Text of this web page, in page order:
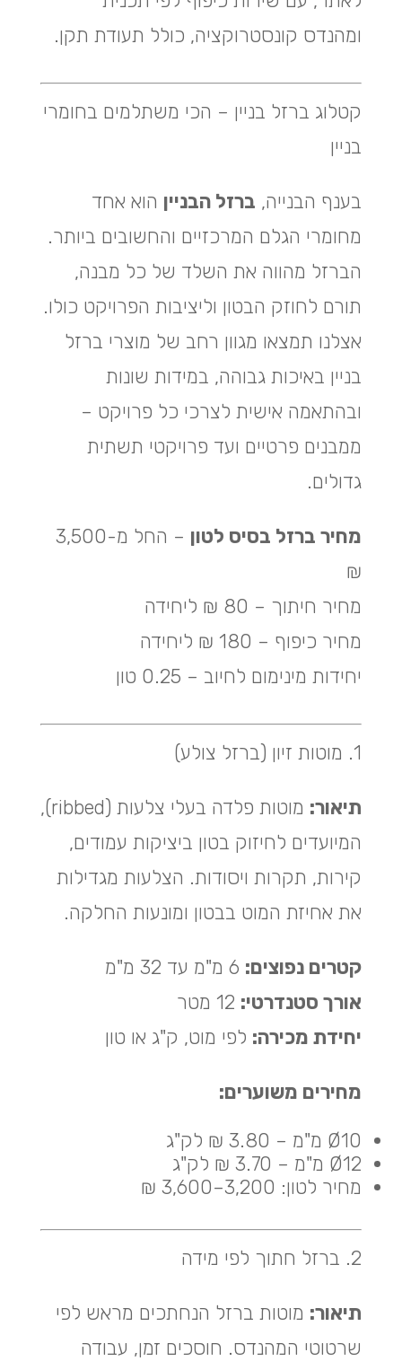
ומהנדס קונסטרוקציה, כולל תעודת תקן.
קטלוג ברזל בניין – הכי משתלמים בחומרי
בניין
בענף הבנייה, ברזל הבניין הוא אחד
מחומרי הגלם המרכזיים והחשובים ביותר.
הברזל מהווה את השלד של כל מבנה,
תורם לחוזק הבטון וליציבות הפרויקט כולו.
אצלנו תמצאו מגוון רחב של מוצרי ברזל
בניין באיכות גבוהה, במידות שונות
ובהתאמה אישית לצרכי כל פרויקט –
ממבנים פרטיים ועד פרויקטי תשתית
גדולים.
מחיר ברזל בסיס לטון
– החל מ-3,500
₪
מחיר חיתוך – 80 ₪ ליחידה
מחיר כיפוף – 180 ₪ ליחידה
יחידות מינימום לחיוב – 0.25 טון
1. מוטות זיון (ברזל צולע)
תיאור:
מוטות פלדה בעלי צלעות (ribbed),
המיועדים לחיזוק בטון ביציקות עמודים,
קירות, תקרות ויסודות. הצלעות מגדילות
את אחיזת המוט בבטון ומונעות החלקה.
קטרים נפוצים:
אורך סטנדרטי:
יחידת מכירה: לפי מוט, ק"ג או טון
מחירים משוערים:
Ø10 מ"מ – 3.80 ₪ לק"ג
Ø12 מ"מ – 3.70 ₪ לק"ג
מחיר לטון: 3,200–3,600 ₪
2. ברזל חתוך לפי מידה
תיאור: מוטות ברזל הנחתכים מראש לפי
שרטוטי המהנדס. חוסכים זמן, עבודה